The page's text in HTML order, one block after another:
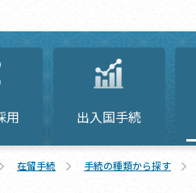
用 出入国手続
在留手続 手続の種類から探す